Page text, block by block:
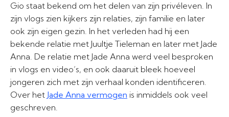
Gio staat bekend om het delen van zijn privéleven. In
zijn vlogs zien kijkers zijn relaties, zijn familie en later
ook zijn eigen gezin. In het verleden had hij een
bekende relatie met Juultje Tieleman en later met Jade
Anna. De relatie met Jade Anna werd veel besproken
in vlogs en video’s, en ook daaruit bleek hoeveel
jongeren zich met zijn verhaal konden identificeren.
Over het Jade Anna vermogen is inmiddels ook veel
geschreven.